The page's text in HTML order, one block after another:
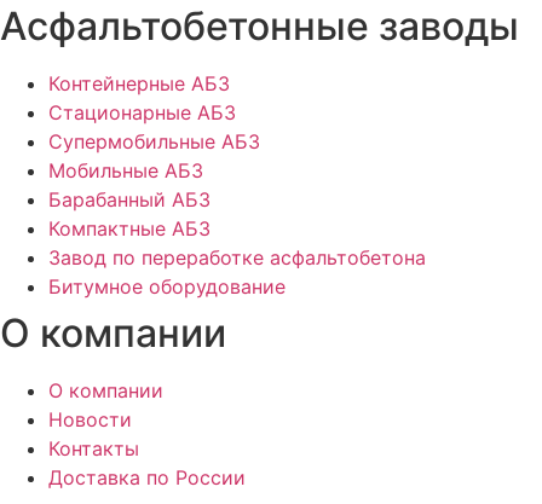
Асфальтобетонные заводы
Контейнерные АБЗ
Стационарные АБЗ
Супермобильные АБЗ
Мобильные АБЗ
Барабанный АБЗ
Компактные АБЗ
Завод по переработке асфальтобетона
Битумное оборудование
О компании
О компании
Новости
Контакты
Доставка по России